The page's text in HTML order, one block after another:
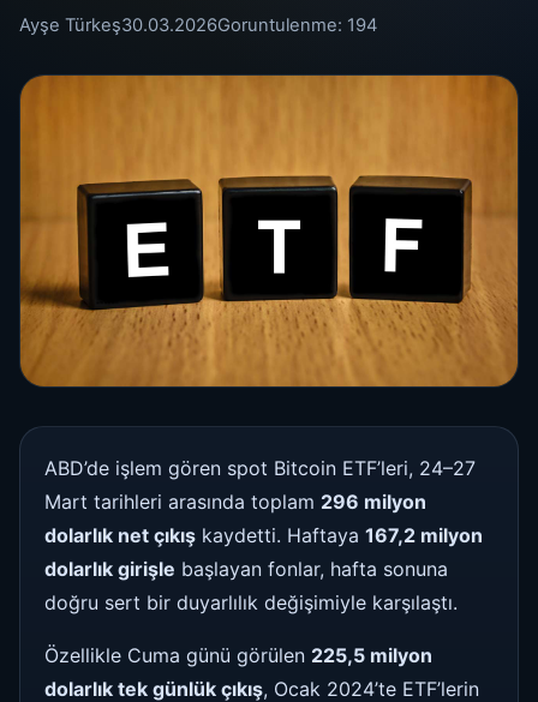
Ayşe Türkeş30.03.2026Goruntulenme: 194
ABD’de işlem gören spot Bitcoin ETF’leri, 24–27
Mart tarihleri arasında toplam 296 milyon
dolarlık net çıkış kaydetti. Haftaya 167,2 milyon
dolarlık girişle başlayan fonlar, hafta sonuna
doğru sert bir duyarlılık değişimiyle karşılaştı.
Özellikle Cuma günü görülen 225,5 milyon
dolarlık tek günlük çıkış, Ocak 2024’te ETF’lerin